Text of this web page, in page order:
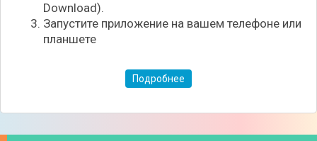
Download).
Запустите приложение на вашем телефоне или
планшете
Подробнее